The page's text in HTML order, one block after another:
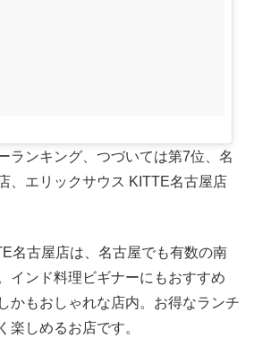
ランキング、つづいては第7位、名
、エリックサウス KITTE名古屋店
名古屋店は、名古屋でも有数の南
インド料理ビギナーにもおすすめ
かもおしゃれな店内。お得なランチ
楽しめるお店です。